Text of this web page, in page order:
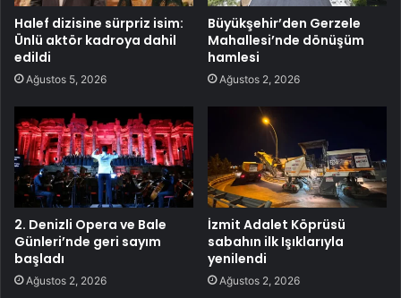
Halef dizisine sürpriz isim:
Ünlü aktör kadroya dahil
edildi
Ağustos 5, 2026
Büyükşehir’den Gerzele
Mahallesi’nde dönüşüm
hamlesi
Ağustos 2, 2026
2. Denizli Opera ve Bale
Günleri’nde geri sayım
başladı
Ağustos 2, 2026
İzmit Adalet Köprüsü
sabahın ilk Işıklarıyla
yenilendi
Ağustos 2, 2026